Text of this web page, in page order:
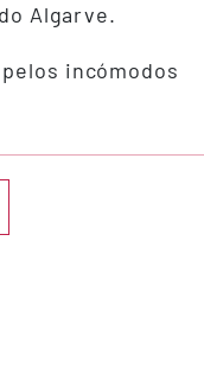
Algarve.
incómodos